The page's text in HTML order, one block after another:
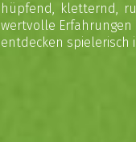
hüpfend, kletternd,
wertvolle
entdecken spielerisch